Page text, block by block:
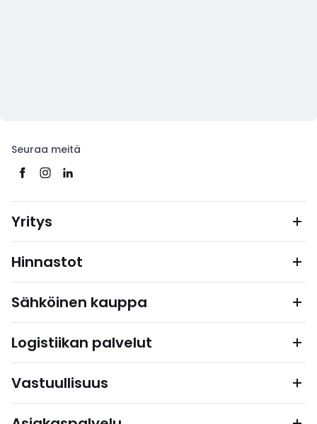
Seuraa meitä
Yritys
Hinnastot
Sähköinen kauppa
Logistiikan palvelut
Vastuullisuus